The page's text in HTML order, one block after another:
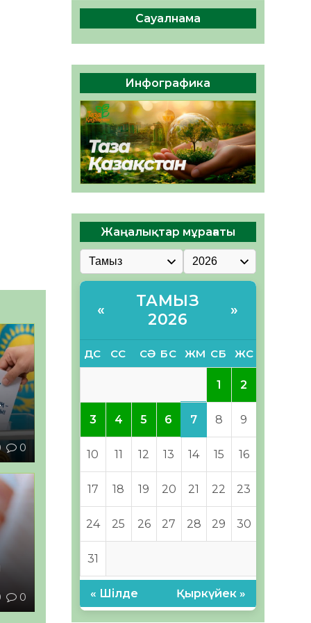
0
0
беруге дайын
ӘРБІР ДАУЫС – ҚОҒАМ
ДАМУЫНА ҚОСЫЛҒАН
ҮЛЕС
05.08.2026
39 0
Сауалнама
Инфографика
Жаңалықтар мұрағаты
«
ТАМЫЗ
2026
»
ДС СС СӘ БС ЖМ СБ ЖС
1 2
3 4 5 6 7 8 9
10 11 12 13 14 15 16
17 18 19 20 21 22 23
24 25 26 27 28 29 30
31
« Шілде Қыркүйек »